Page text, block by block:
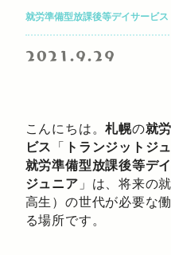
就労準備型放課後等デイサービ
2021.9.29
こんにちは。札幌の就
ビス 「 トランジットジ
就労準備型放課後等デ
ジュニア 」は、将来の
高生）の世代が必要な
る場所です。